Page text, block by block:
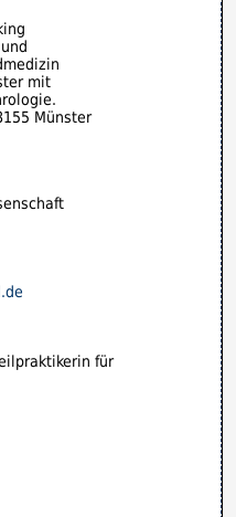
mit
Münster
für